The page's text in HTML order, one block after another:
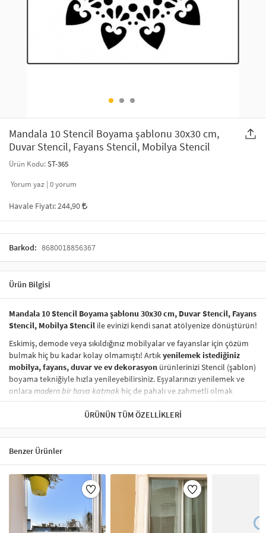
SAÇ AKSESUARLARI
GELİN / DÜĞÜN AKSESUARLARI
ŞAL VE FULAR
ODA KOKUSU VE MUM
Mandala 10 Stencil Boyama şablonu 30x30 cm,
Duvar Stencil, Fayans Stencil, Mobilya Stencil
Ürün Kodu:ST-365
Yorum yaz | 0yorum
Havale Fiyatı:244,90
Barkod: 8680018856367
Ürün Bilgisi
Mandala 10 Stencil Boyama şablonu 30x30 cm, Duvar Stencil, Fayans
Stencil, Mobilya Stencil ile evinizi kendi sanat atölyenize dönüştürün!
Eskimiş, demode veya sıkıldığınız mobilyalar ve fayanslar için çözüm
bulmak hiç bu kadar kolay olmamıştı! Artıkyenilemek istediğiniz
mobilya, fayans, duvar ve ev dekorasyon ürünlerinizi Stencil (şablon)
boyama tekniğiyle hızla yenileyebilirsiniz. Eşyalarınızı yenilemek ve
onlara modern bir hava katmak hiç de pahalı ve zahmetli olmak
zorunda değil! Stencil şablonları, dilediğiniz her yüzeye pratik bir
desen uygulamanızısağlar ve mobilyalarınızın, duvarlarınızın,
kumaşlarınızın görünümünü anında değiştirebilir.
Çocuğunuzun dolabına, mutfak fayanslarına,
kumaşlara bile bant yardımıyla sabitleyip, istediğiniz renklerle
boyama yapabilirsiniz. Evinizi,kişisel zevkinizle özelleştirebilir, stencil
boyama seti ile yaratıcı projeler gerçekleştirebilirsiniz.El işi ve ev
dekorasyonu
sevenler için stencil, kolayca uygulanabilecek eğlenceli
ve etkili bir aktivitedir.
Stencil Boyamatekniği, her türlü yüzeyde rahatlıkla kullanılabilir.
ÜRÜNÜN TÜM ÖZELLIKLERI
Benzer Ürünler